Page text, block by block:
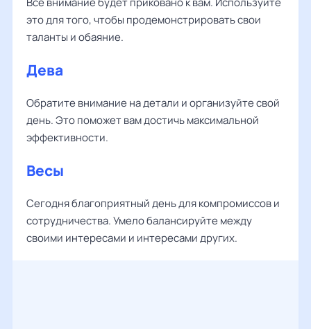
это для того, чтобы продемонстрировать свои
таланты и обаяние.
Дева
Обратите внимание на детали и организуйте свой
день. Это поможет вам достичь максимальной
эффективности.
Весы
Сегодня благоприятный день для компромиссов и
сотрудничества. Умело балансируйте между
своими интересами и интересами других.